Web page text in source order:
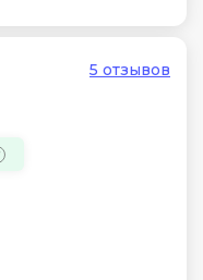
5 отзывов